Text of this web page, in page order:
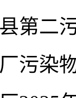
第二
污染